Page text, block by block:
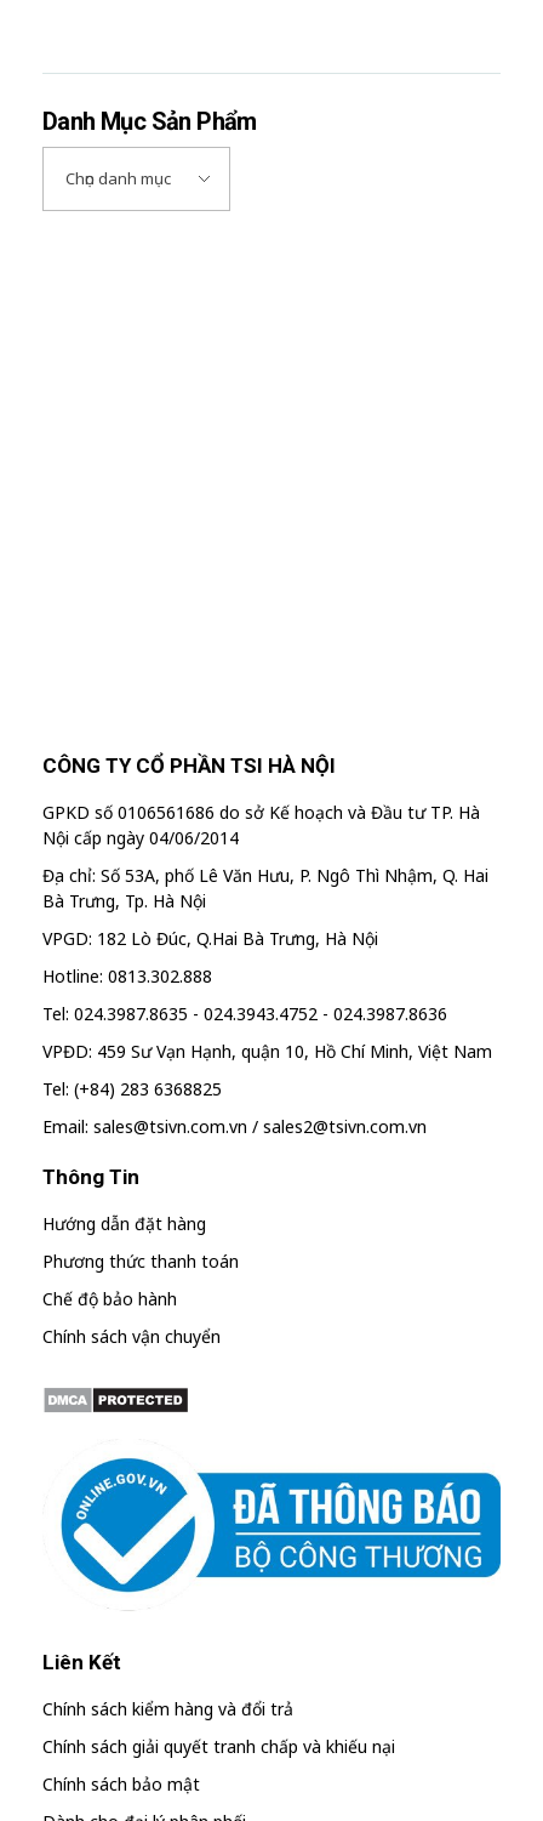
Danh Mục Sản Phẩm
CÔNG TY CỔ PHẦN TSI HÀ NỘI
GPKD số 0106561686 do sở Kế hoạch và Đầu tư TP. Hà
Nội cấp ngày 04/06/2014
Địa chỉ: Số 53A, phố Lê Văn Hưu, P. Ngô Thì Nhậm, Q. Hai
Bà Trưng, Tp. Hà Nội
VPGD: 182 Lò Đúc, Q.Hai Bà Trưng, Hà Nội
Hotline: 0813.302.888
Tel: 024.3987.8635 - 024.3943.4752 - 024.3987.8636
VPĐD: 459 Sư Vạn Hạnh, quận 10, Hồ Chí Minh, Việt Nam
Tel: (+84) 283 6368825
Email: sales@tsivn.com.vn / sales2@tsivn.com.vn
Thông Tin
Hướng dẫn đặt hàng
Phương thức thanh toán
Chế độ bảo hành
Chính sách vận chuyển
Liên Kết
Chính sách kiểm hàng và đổi trả
Chính sách giải quyết tranh chấp và khiếu nại
Chính sách bảo mật